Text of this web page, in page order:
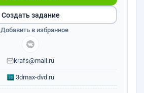
krafs@mail.ru
3dmax-dvd.ru
Создать задание
Добавить в избранное